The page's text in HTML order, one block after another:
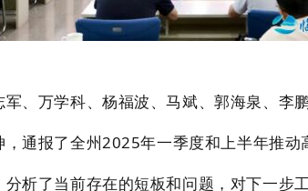
、万学科、杨福波、马斌、郭海泉、李
，通报了全州2025年一季度和上半年推动
析了当前存在的短板和问题，对下一步